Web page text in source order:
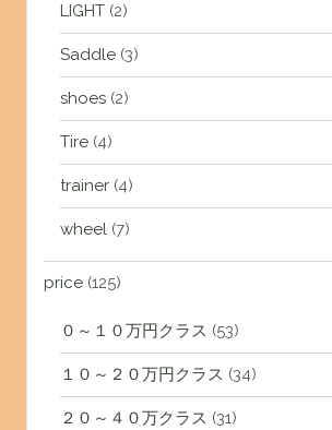
LIGHT(2)
Saddle(3)
shoes(2)
Tire(4)
trainer(4)
wheel(7)
price(125)
０～１０万円クラス (53)
１０～２０万円クラス (34)
２０～４０万クラス (31)